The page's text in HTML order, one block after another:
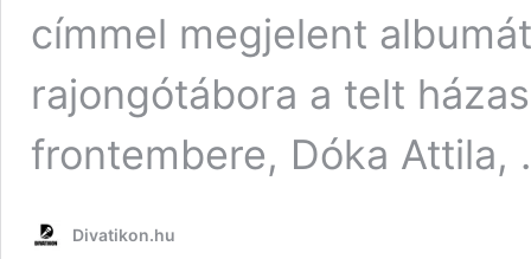
címmel megjelent
rajongótábora a telt
frontembere, Dóka
Divatikon.hu